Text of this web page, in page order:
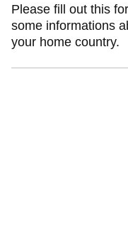
Please fill out this
some informations
your home country.